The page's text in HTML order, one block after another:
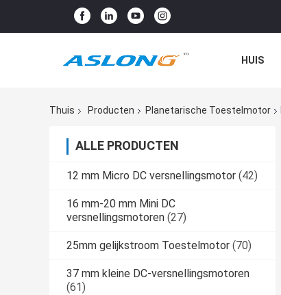
HUIS
Thuis Producten Planetarische Toestelmotor
ALLE PRODUCTEN
12 mm Micro DC versnellingsmotor (42)
16 mm-20 mm Mini DC
versnellingsmotoren (27)
25mm gelijkstroom Toestelmotor (70)
37 mm kleine DC-versnellingsmotoren
(61)